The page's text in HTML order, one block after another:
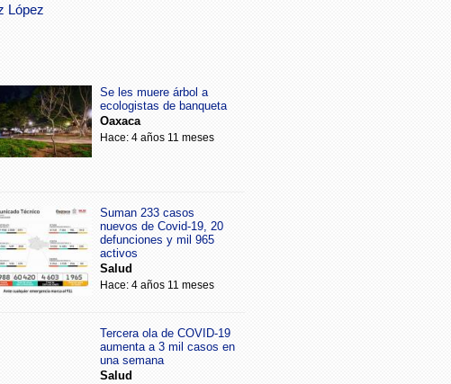
López
Se les muere árbol a
ecologistas de banqueta
Oaxaca
Hace: 4 años 11 meses
Suman 233 casos
nuevos de Covid-19, 20
defunciones y mil 965
activos
Salud
Hace: 4 años 11 meses
Tercera ola de COVID-19
aumenta a 3 mil casos en
una semana
Salud